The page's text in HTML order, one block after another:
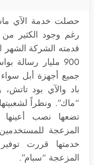
حصلت خدمة الآي
رغم وجود الكثير من
قدمته الشركة الشهر
900 مليار
جميع أجهزة أبل
باد والآي بود
“ماك”. ونظراً
تضعها نصب
المزعجة
خدمتها قررت
المزعجة “سبام”.